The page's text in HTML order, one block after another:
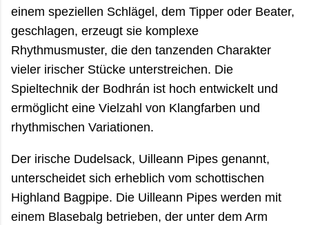
einem speziellen Schlägel, dem Tipper oder Beater,
geschlagen, erzeugt sie komplexe
Rhythmusmuster, die den tanzenden Charakter
vieler irischer Stücke unterstreichen. Die
Spieltechnik der Bodhrán ist hoch entwickelt und
ermöglicht eine Vielzahl von Klangfarben und
rhythmischen Variationen.
Der irische Dudelsack, Uilleann Pipes genannt,
unterscheidet sich erheblich vom schottischen
Highland Bagpipe. Die Uilleann Pipes werden mit
einem Blasebalg betrieben, der unter dem Arm